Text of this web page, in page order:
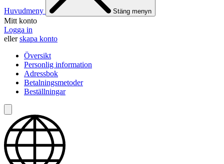
Huvudmeny Stäng menyn
Mitt konto
Logga in
ellerskapa konto
Översikt
Personlig information
Adressbok
Betalningsmetoder
Beställningar